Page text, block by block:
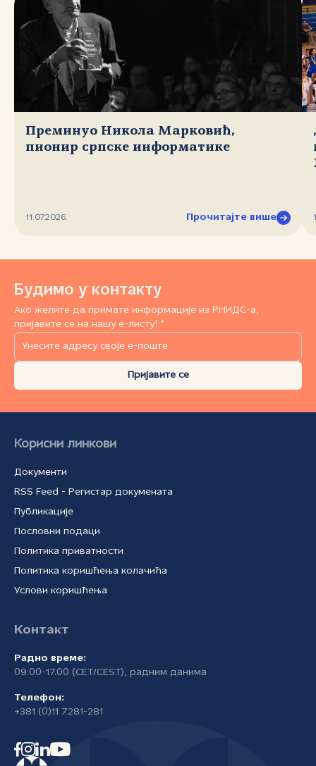
Преминуо Никола Марковић,
пионир српске информатике
11.07.2026. Прочитајте више
Будимо у контакту
Ако желите да примате информације из РНИДС-а,
пријавите се на нашу е-листу! *
Пријавите се
Корисни линкови
Документи
RSS Feed - Регистар докумената
Публикације
Пословни подаци
Политика приватности
Политика коришћења колачића
Услови коришћења
Контакт
Радно време:
09.00-17.00 (CET/CEST), радним данима
Телефон:
+381 (0)11 7281-281